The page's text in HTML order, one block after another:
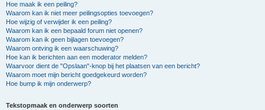
Hoe maak ik een peiling?
Waarom kan ik niet meer peilingsopties toevoegen?
Hoe wijzig of verwijder ik een peiling?
Waarom kan ik een bepaald forum niet openen?
Waarom kan ik geen bijlagen toevoegen?
Waarom ontving ik een waarschuwing?
Hoe kan ik berichten aan een moderator melden?
Waarvoor dient de "Opslaan"-knop bij het plaatsen van een bericht?
Waarom moet mijn bericht goedgekeurd worden?
Hoe bump ik mijn onderwerp?
Tekstopmaak en onderwerp soorten